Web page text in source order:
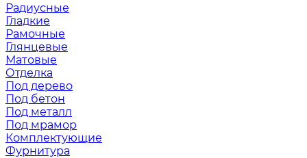
Радиусные
Гладкие
Рамочные
Глянцевые
Матовые
Отделка
Под дерево
Под бетон
Под металл
Под мрамор
Комплектующие
Фурнитура